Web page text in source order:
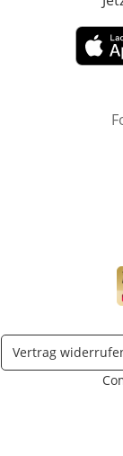
Öffnet
Vertrag